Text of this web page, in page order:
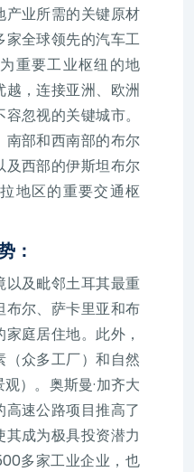
产业所需的关键原材
家全球领先的汽车工
重要工业枢纽的地
，连接亚洲、欧洲
忽视的关键城市。
南部和西南部的布尔
及西部的伊斯坦布尔
地区的重要交通枢
：
及毗邻土耳其最重
布尔、萨卡里亚和布
庭居住地。此外，
众多工厂）和自然
）。奥斯曼·加齐大
速公路项目推高了
成为极具投资潜力
多家工业企业，也